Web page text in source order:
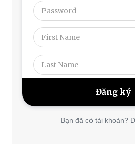
Bạn đã có tài khoản?